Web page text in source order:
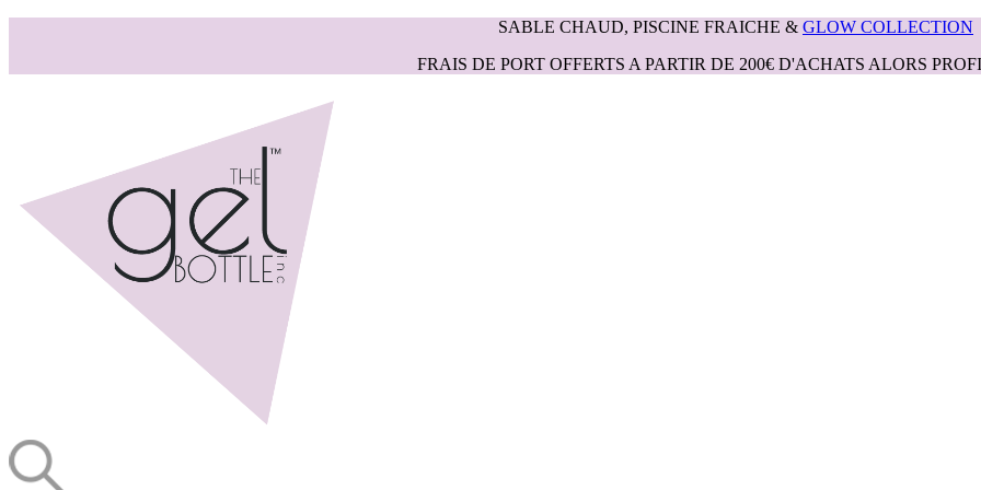
SABLE CHAUD, PISCINE FRAICHE & GLOW COLLECTION
FRAIS DE PORT OFFERTS A PARTIR DE 200€ D'ACHATS ALORS